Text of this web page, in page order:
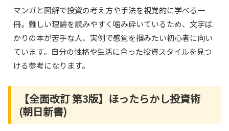
マンガと図解で投資の考え方や手法を視覚的に学べる一
冊。難しい理論を読みやすく噛み砕いているため、文字ば
かりの本が苦手な人、実例で感覚を掴みたい初心者に向い
ています。自分の性格や生活に合った投資スタイルを見つ
ける参考になります。
【全面改訂 第3版】ほったらかし投資術
(朝日新書)